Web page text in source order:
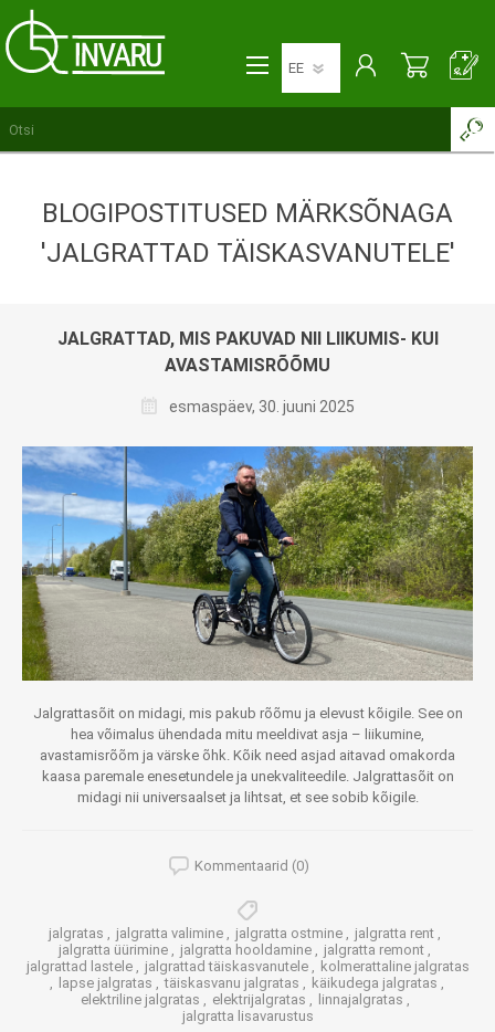
BLOGIPOSTITUSED MÄRKSÕNAGA
'JALGRATTAD TÄISKASVANUTELE'
JALGRATTAD, MIS PAKUVAD NII LIIKUMIS- KUI
AVASTAMISRÕÕMU
esmaspäev, 30. juuni 2025
Jalgrattasõit on midagi, mis pakub rõõmu ja elevust kõigile. See on
hea võimalus ühendada mitu meeldivat asja – liikumine,
avastamisrõõm ja värske õhk. Kõik need asjad aitavad omakorda
kaasa paremale enesetundele ja unekvaliteedile. Jalgrattasõit on
midagi nii universaalset ja lihtsat, et see sobib kõigile.
Kommentaarid (0)
jalgratas , jalgratta valimine , jalgratta ostmine , jalgratta rent ,
jalgratta üürimine , jalgratta hooldamine , jalgratta remont ,
jalgrattad lastele , jalgrattad täiskasvanutele , kolmerattaline jalgratas
,
lapse jalgratas , täiskasvanu jalgratas , käikudega jalgratas ,
elektriline jalgratas , elektrijalgratas , linnajalgratas ,
jalgratta lisavarustus